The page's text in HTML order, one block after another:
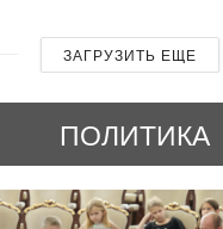
ЗАГРУЗИТЬ ЕЩЕ
ПОЛИТИКА